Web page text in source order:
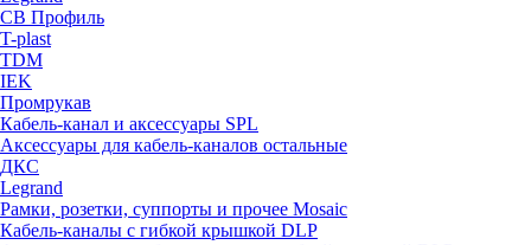
СВ Профиль
T-plast
TDM
IEK
Промрукав
Кабель-канал и аксессуары SPL
Аксессуары для кабель-каналов остальные
ДКС
Legrand
Рамки, розетки, суппорты и прочее Mosaic
Кабель-каналы с гибкой крышкой DLP